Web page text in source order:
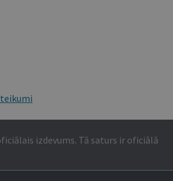
izdevums. Tā saturs ir oficiālā